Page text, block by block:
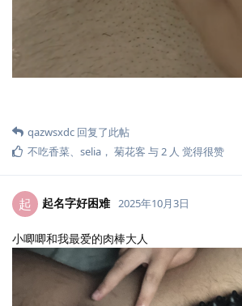
qazwsxdc 回复了此帖
不吃香菜、 selia ， 菊花客 与2 人 觉得很赞
起 起名字好困难 2025年10月3日
小唧唧和我最爱的肉棒大人